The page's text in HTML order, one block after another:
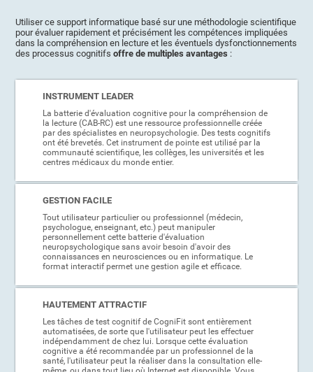
Utiliser ce support informatique basé sur une méthodologie scientifique
pour évaluer rapidement et précisément les compétences impliquées
dans la compréhension en lecture et les éventuels dysfonctionnements
des processus cognitifsoffre de multiples avantages :
INSTRUMENT LEADER
La batterie d'évaluation cognitive pour la compréhension de
la lecture (CAB-RC) est une ressource professionnelle créée
par des spécialistes en neuropsychologie. Des tests cognitifs
ont été brevetés. Cet instrument de pointe est utilisé par la
communauté scientifique, les collèges, les universités et les
centres médicaux du monde entier.
GESTION FACILE
Tout utilisateur particulier ou professionnel (médecin,
psychologue, enseignant, etc.) peut manipuler
personnellement cette batterie d'évaluation
neuropsychologique sans avoir besoin d'avoir des
connaissances en neurosciences ou en informatique. Le
format interactif permet une gestion agile et efficace.
HAUTEMENT ATTRACTIF
Les tâches de test cognitif de CogniFit sont entièrement
automatisées, de sorte que l'utilisateur peut les effectuer
indépendamment de chez lui. Lorsque cette évaluation
cognitive a été recommandée par un professionnel de la
santé, l'utilisateur peut la réaliser dans la consultation elle-